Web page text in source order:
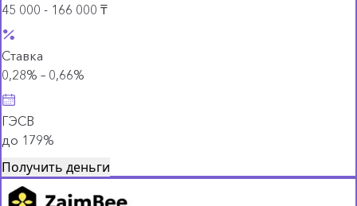
45 000 - 166 000 ₸
Ставка
0,28% – 0,66%
ГЭСВ
до 179%
Получить деньги